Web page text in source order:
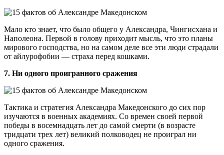
Мало кто знает, что было общего у Александра, Чингисхана и
Наполеона. Первой в голову приходит мысль, что это планы
мирового господства, но на самом деле все эти люди страдали
от айлурофобии — страха перед кошками.
7. Ни одного проигранного сражения
Тактика и стратегия Александра Македонского до сих пор
изучаются в военных академиях. Со времен своей первой
победы в восемнадцать лет до самой смерти (в возрасте
тридцати трех лет) великий полководец не проиграл ни
одного сражения.